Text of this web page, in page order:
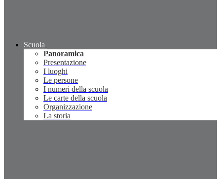
Scuola
Panoramica
Presentazione
I luoghi
Le persone
I numeri della scuola
Le carte della scuola
Organizzazione
La storia